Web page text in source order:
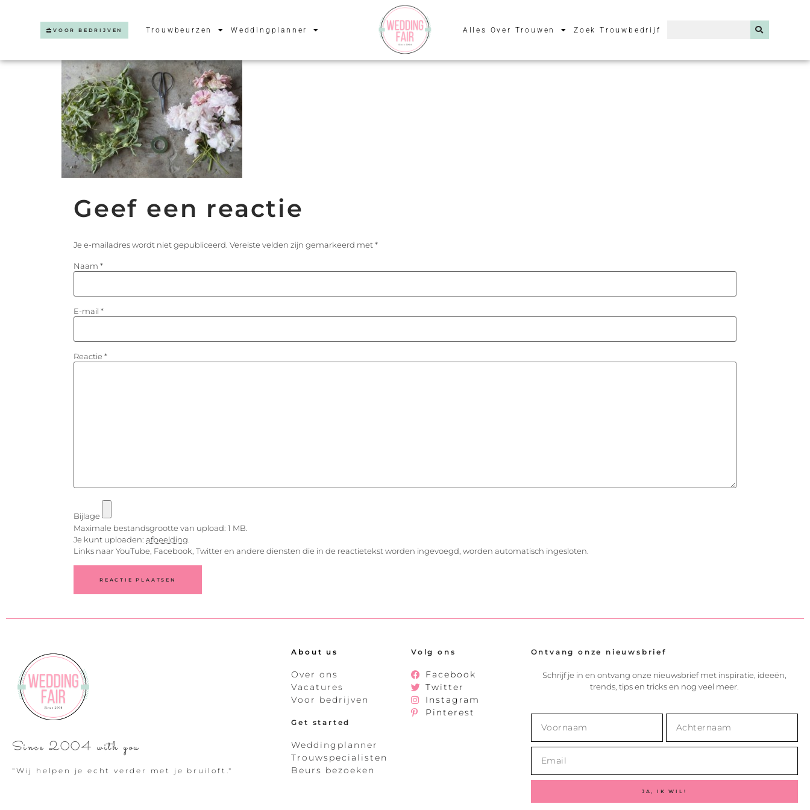
VOOR BEDRIJVEN Trouwbeurzen Weddingplanner Alles Over Trouwen Zoek Trouwbedrijf
Geef een reactie
Je e-mailadres wordt niet gepubliceerd. Vereiste velden zijn gemarkeerd met*
Naam *
E-mail *
Reactie *
Bijlage
Maximale bestandsgrootte van upload: 1 MB.
Je kunt uploaden: afbeelding
Links naar YouTube, Facebook, Twitter en andere diensten die in de reactietekst worden ingevoegd, worden automatisch ingesloten.
Since 2004 with you
"Wij helpen je echt verder met je bruiloft."
About us
Over ons
Vacatures
Voor bedrijven
Get started
Weddingplanner
Trouwspecialisten
Beurs bezoeken
Volg ons
Facebook
Twitter
Instagram
Pinterest
Ontvang onze nieuwsbrief
Schrijf je in en ontvang onze nieuwsbrief met inspiratie, ideeën,
trends, tips en tricks en nog veel meer.
JA, IK WIL!